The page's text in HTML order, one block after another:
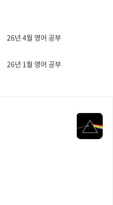
26년 4월 영어 공부
26년 1월 영어 공부